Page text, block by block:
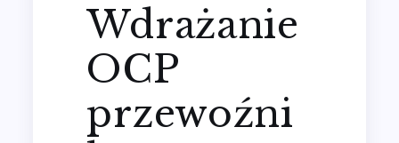
Wdrażanie
OCP
przewoźni